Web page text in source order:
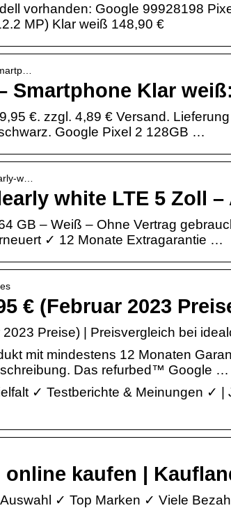
vorhanden: Google 99928198
MP) Klar weiß 148,90 €
Smartphone Klar
€. zzgl. 4,89 € Versand.
Google Pixel 2 128GB …
w…
white LTE 5 Zoll –
GB – Weiß – Ohne Vertrag
✓ 12 Monate Extragarantie …
€ (Februar 2023
Preise) | Preisvergleich bei
mit mindestens 12 Monaten
Das refurbed™ Google …
✓ Testberichte & Meinungen ✓ |
kaufen |
✓ Top Marken ✓ Viele